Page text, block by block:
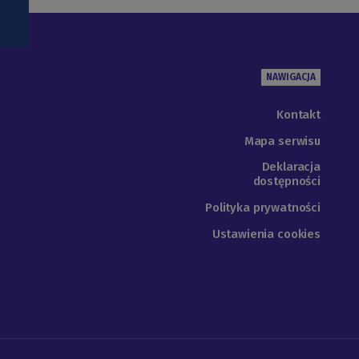
NAWIGACJA
Kontakt
Mapa serwisu
Deklaracja
dostępności
Polityka prywatności
Ustawienia cookies